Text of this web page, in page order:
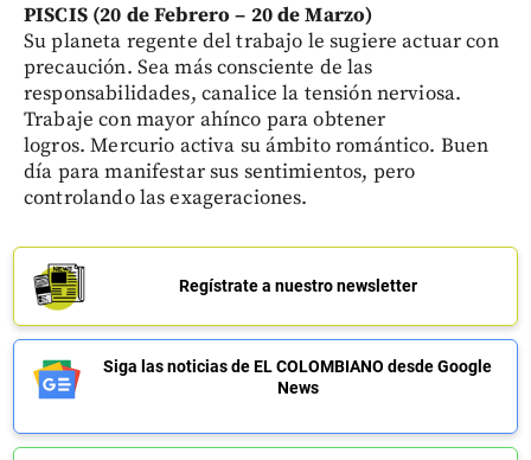
PISCIS (20 de Febrero – 20 de Marzo)
Su planeta regente del trabajo le sugiere actuar con
precaución. Sea más consciente de las
responsabilidades, canalice la tensión nerviosa.
Trabaje con mayor ahínco para obtener
logros. Mercurio activa su ámbito romántico. Buen
día para manifestar sus sentimientos, pero
controlando las exageraciones.
Regístrate a nuestro newsletter
Siga las noticias de EL COLOMBIANO desde Google
News